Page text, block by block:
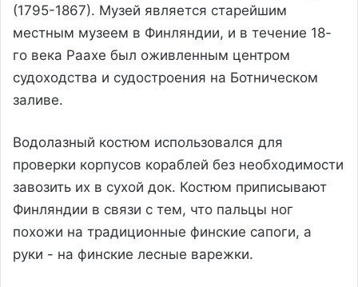
(1795-1867). Музей является старейшим
местным музеем в Финляндии, и в течение 18-
го века Раахе был оживленным центром
судоходства и судостроения на Ботническом
заливе.
Водолазный костюм использовался для
проверки корпусов кораблей без необходимости
завозить их в сухой док. Костюм приписывают
Финляндии в связи с тем, что пальцы ног
похожи на традиционные финские сапоги, а
руки - на финские лесные варежки.